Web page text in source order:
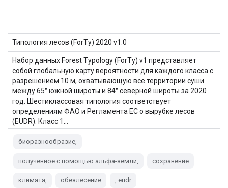
Типология лесов (ForTy) 2020 v1.0
Набор данных Forest Typology (ForTy) v1 представляет
собой глобальную карту вероятности для каждого класса с
разрешением 10 м, охватывающую все территории суши
между 65° южной широты и 84° северной широты за 2020
год. Шестиклассовая типология соответствует
определениям ФАО и Регламента ЕС о вырубке лесов
(EUDR): Класс 1…
биоразнообразие,
полученное с помощью альфа-земли, сохранение
климата, обезлесение , eudr